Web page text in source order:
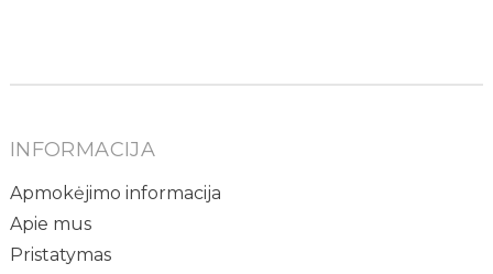
INFORMACIJA
Apmokėjimo informacija
Apie mus
Pristatymas